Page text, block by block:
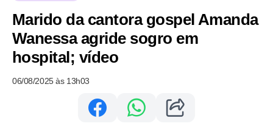
Marido da cantora gospel Amanda
Wanessa agride sogro em
hospital; vídeo
06/08/2025 às 13h03